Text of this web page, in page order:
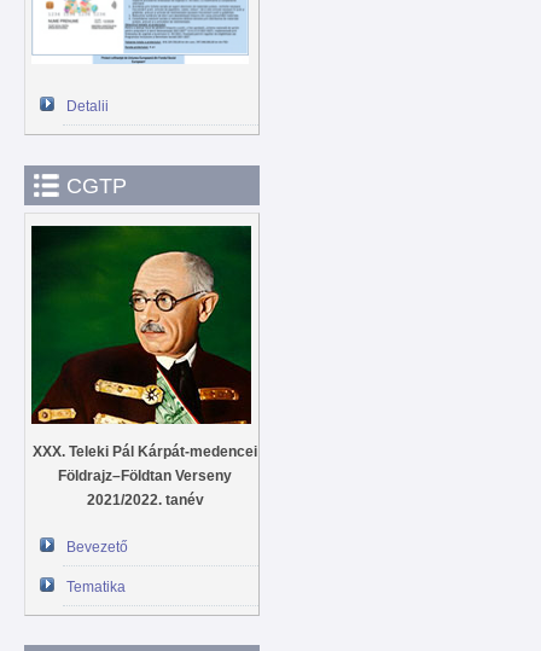
Detalii
CGTP
XXX. Teleki Pál Kárpát-medencei
Földrajz–Földtan Verseny
2021/2022. tanév
Bevezető
Tematika